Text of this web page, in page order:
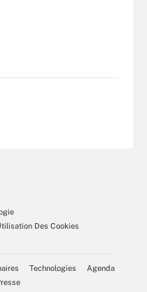
Des Cookies
Technologies
Agenda